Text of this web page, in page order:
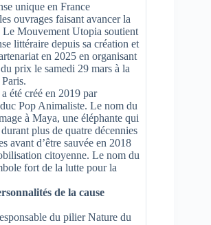
unique en France
ouvrages faisant avancer la
Le Mouvement Utopia soutient
littéraire depuis sa création et
en 2025 en organisant
prix le samedi 29 mars à la
été créé en 2019 par
Pop Animaliste. Le nom du
à Maya, une éléphante qui
plus de quatre décennies
avant d’être sauvée en 2018
citoyenne. Le nom du
fort de la lutte pour la
de la cause
du pilier Nature du